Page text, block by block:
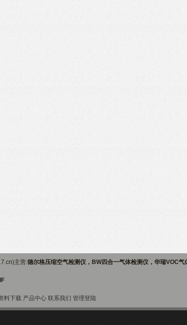
主营:德尔格压缩空气检测仪，BW四合一气体检测仪，华瑞VOC
料下载 产品中心 联系我们 管理登陆